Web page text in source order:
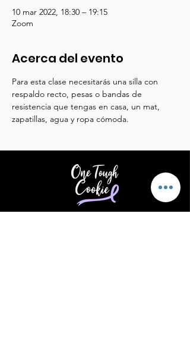
10 mar 2022, 18:30 – 19:15
Zoom
Acerca del evento
Para esta clase necesitarás una silla con
respaldo recto, pesas o bandas de
resistencia que tengas en casa, un mat,
zapatillas, agua y ropa cómoda.